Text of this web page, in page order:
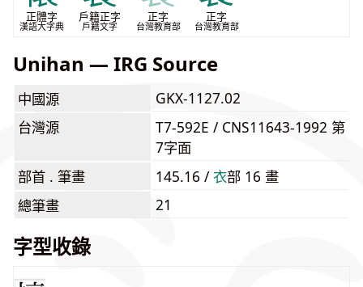
正體字
漢語大字典
戶籍正字
戶籍文字
正字
台灣教育部
正字
台灣教育部
Unihan — IRG Source
中國源
GKX-1127.02
台灣源
T7-592E / CNS11643-1992 第
7字面
部首 . 筆畫
145.16 /⾐部 16 畫
總筆畫
21
字型收錄